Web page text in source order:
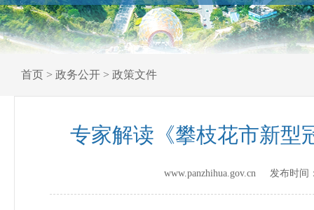
首页 > 政务公开 > 政策文件
专家解读《攀枝花市新型
www.panzhihua.gov.cn 发布时间